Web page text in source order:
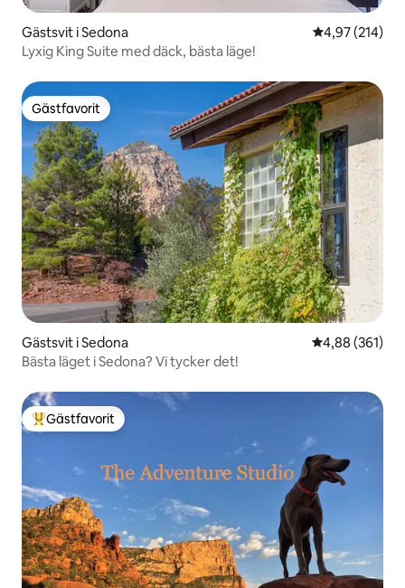
Gästsvit i Sedona 4,97 av 5 i
4,97 (214)
Lyxig King Suite med däck, bästa läge!
Gästfavorit
Gästfavorit
Gästsvit i Sedona 4,88 av 5 i
4,88 (361)
Bästa läget i Sedona? Vi tycker det!
Populär gästfavorit
Gästfavorit